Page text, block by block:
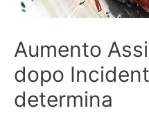
Aumento
dopo
determina